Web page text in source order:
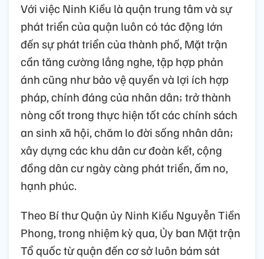
Với việc Ninh Kiều là quận trung tâm và sự
phát triển của quận luôn có tác động lớn
đến sự phát triển của thành phố, Mặt trận
cần tăng cường lắng nghe, tập hợp phản
ánh cũng như bảo vệ quyền và lợi ích hợp
pháp, chính đáng của nhân dân; trở thành
nòng cốt trong thực hiện tốt các chính sách
an sinh xã hội, chăm lo đời sống nhân dân;
xây dựng các khu dân cư đoàn kết, cộng
đồng dân cư ngày càng phát triển, ấm no,
hạnh phúc.
Theo Bí thư Quận ủy Ninh Kiều Nguyễn Tiền
Phong, trong nhiệm kỳ qua, Ủy ban Mặt trận
Tổ quốc từ quận đến cơ sở luôn bám sát